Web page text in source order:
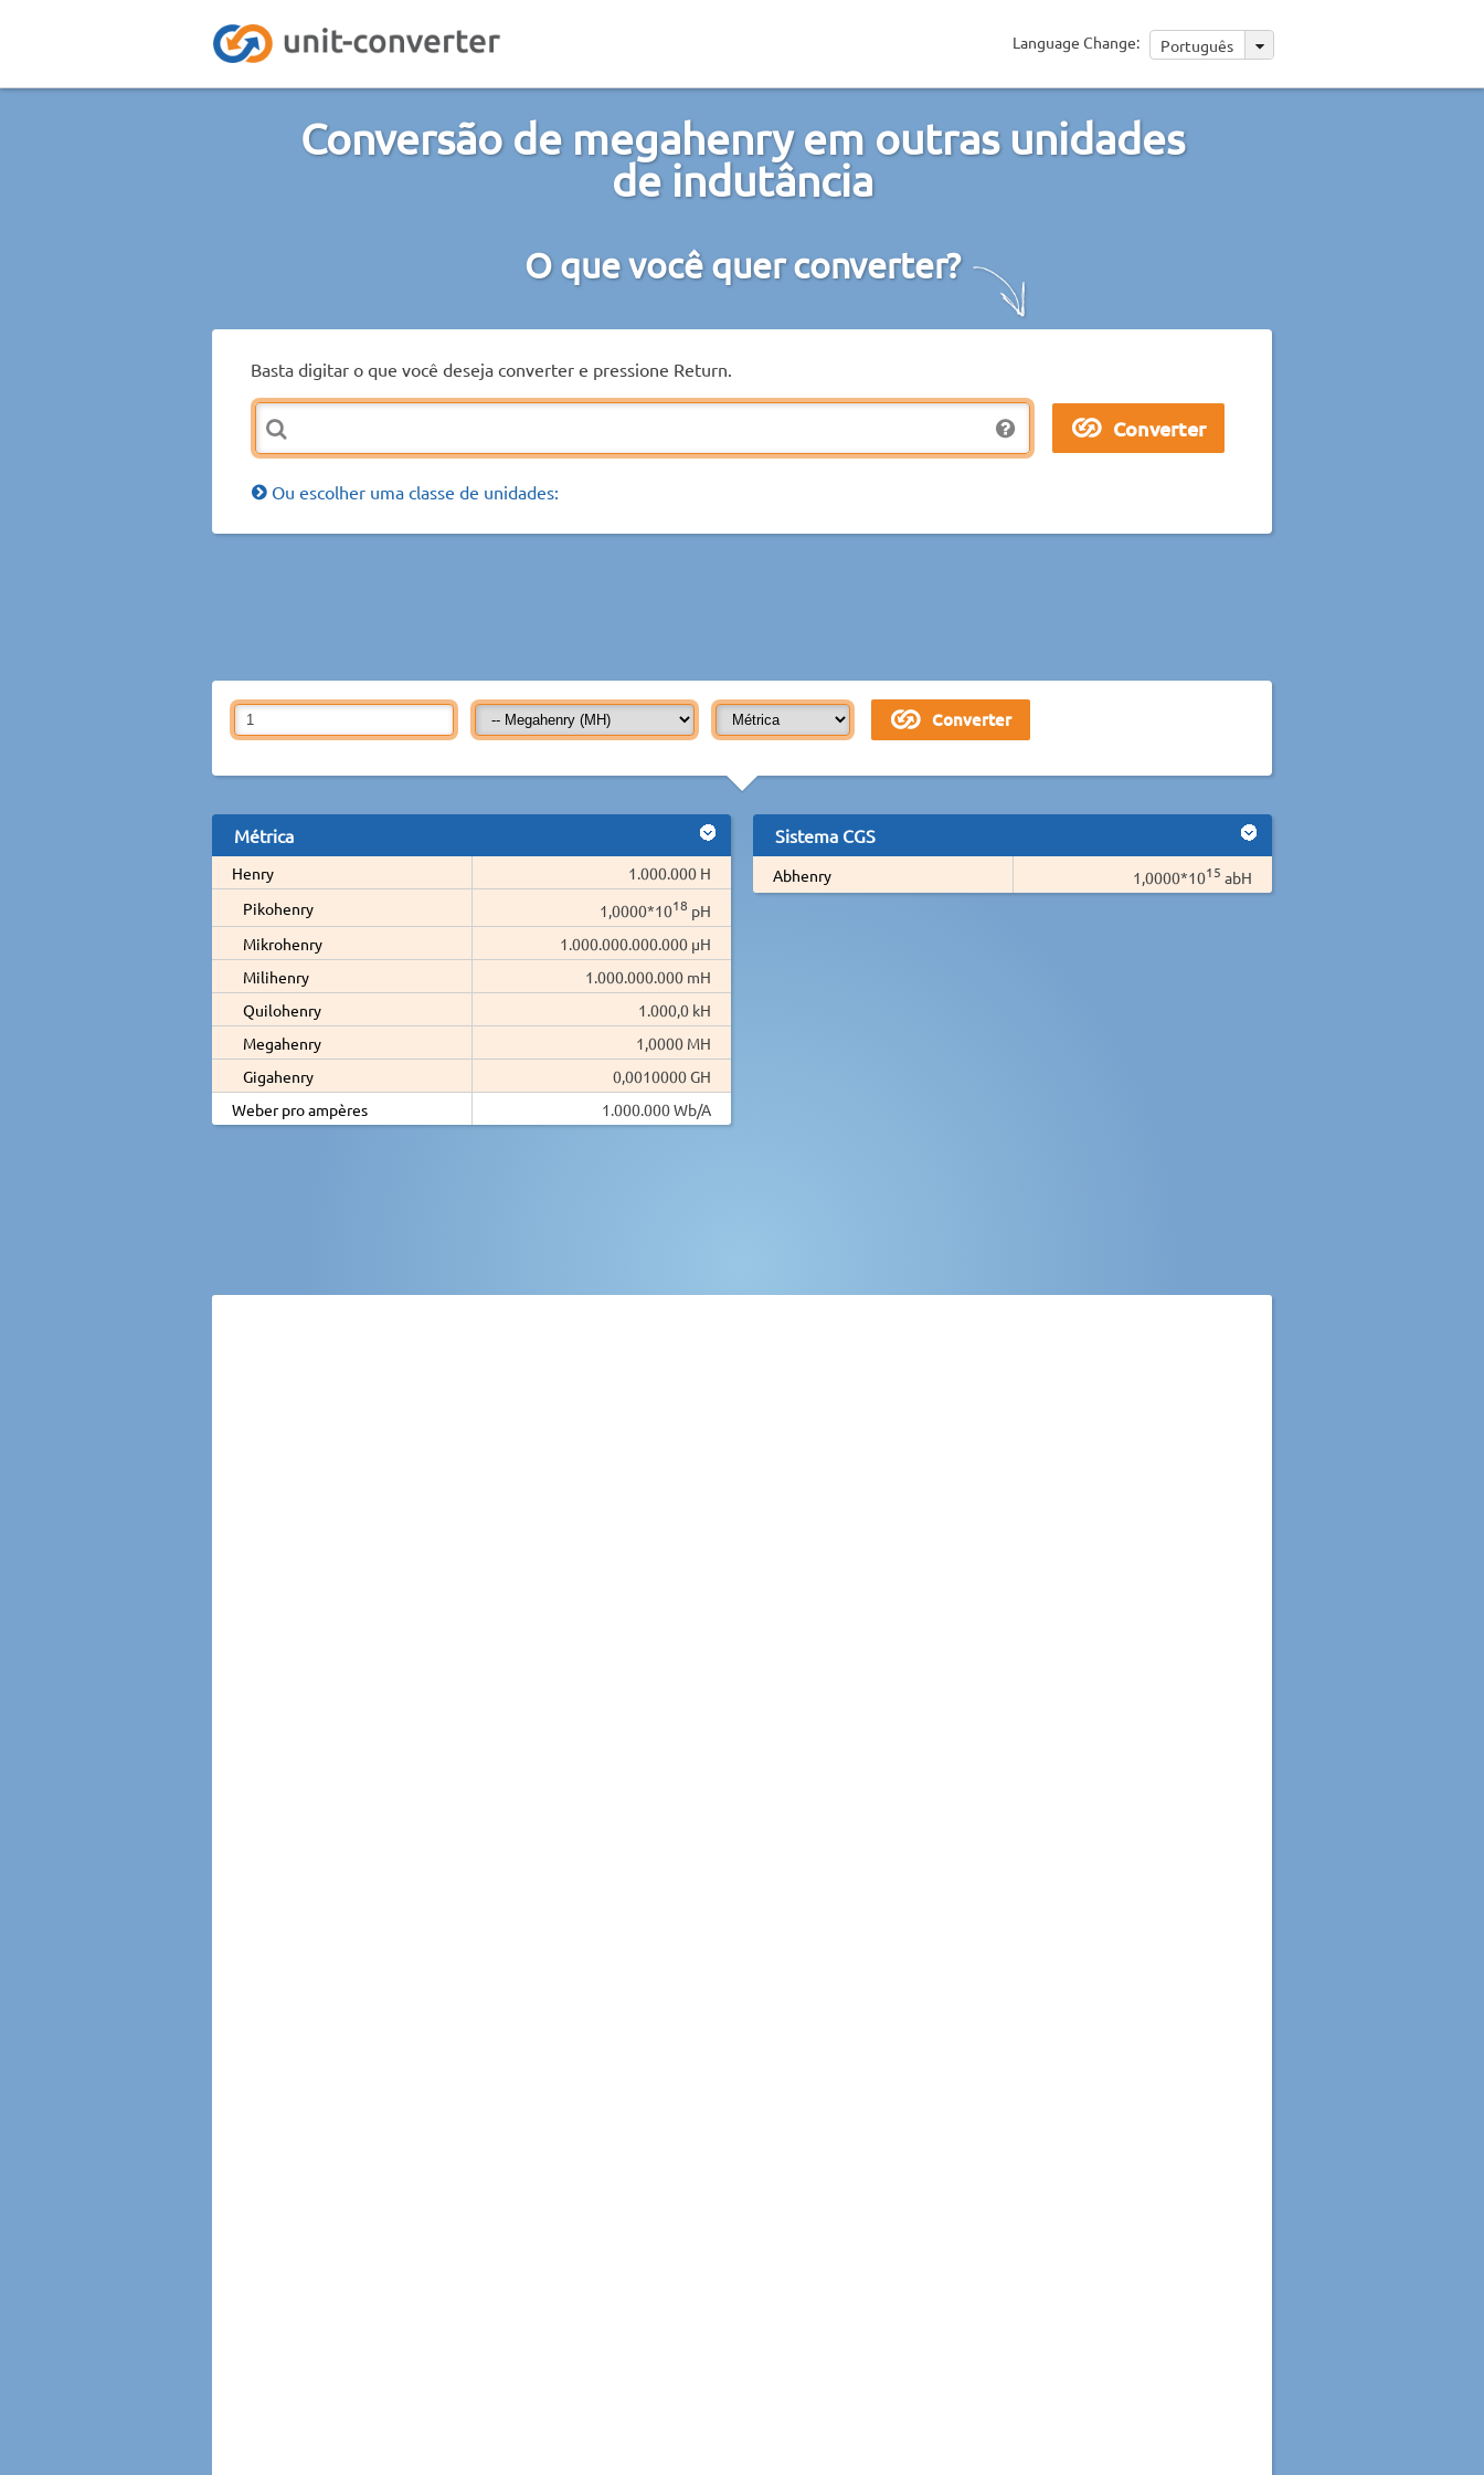
Language Change: Português
Conversão de megahenry em outras unidades
de indutância
O que você quer converter?
Basta digitar o que você deseja converter e pressione Return.
Ou escolher uma classe de unidades:
Métrica
Henry
1.000.000 H
Pikohenry
1,0000*1018 pH
Mikrohenry
1.000.000.000.000 µH
Milihenry
1.000.000.000 mH
Quilohenry
1.000,0 kH
Megahenry
1,0000 MH
Gigahenry
0,0010000 GH
Weber pro ampères
1.000.000 Wb/A
Sistema CGS
Abhenry 1,0000*1015 abH